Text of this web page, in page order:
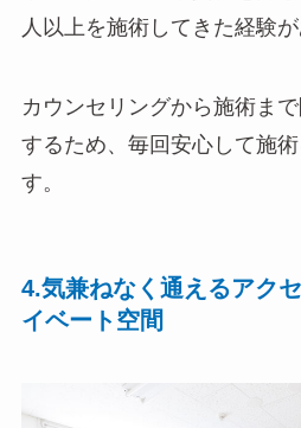
人以上を施術してきた経験が
カウンセリングから施術ま
するため、毎回安心して施
す。
4.気兼ねなく通えるアク
イベート空間